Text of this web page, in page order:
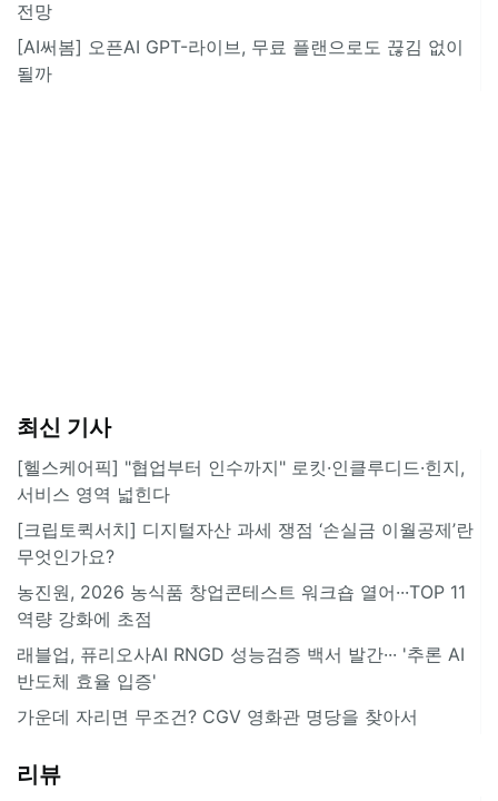
전망
[AI써봄] 오픈AI GPT-라이브, 무료 플랜으로도 끊김 없이
될까
최신 기사
[헬스케어픽] "협업부터 인수까지" 로킷·인클루디드·힌지,
서비스 영역 넓힌다
[크립토퀵서치] 디지털자산 과세 쟁점 ‘손실금 이월공제’란
무엇인가요?
농진원, 2026 농식품 창업콘테스트 워크숍 열어···TOP 11
역량 강화에 초점
래블업, 퓨리오사AI RNGD 성능검증 백서 발간··· '추론 AI
반도체 효율 입증'
가운데 자리면 무조건? CGV 영화관 명당을 찾아서
리뷰